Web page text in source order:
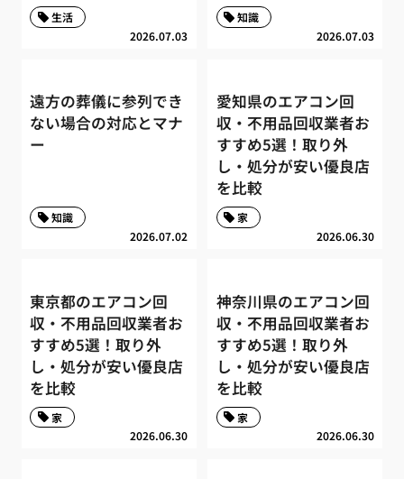
2026.07.03
生活
2026.07.03
知識
遠方の葬儀に参列でき
ない場合の対応とマナ
ー
2026.07.02
知識
愛知県のエアコン回
収・不用品回収業者お
すすめ5選！取り外
し・処分が安い優良店
を比較
2026.06.30
家
東京都のエアコン回
収・不用品回収業者お
すすめ5選！取り外
し・処分が安い優良店
を比較
2026.06.30
家
神奈川県のエアコン回
収・不用品回収業者お
すすめ5選！取り外
し・処分が安い優良店
を比較
2026.06.30
家